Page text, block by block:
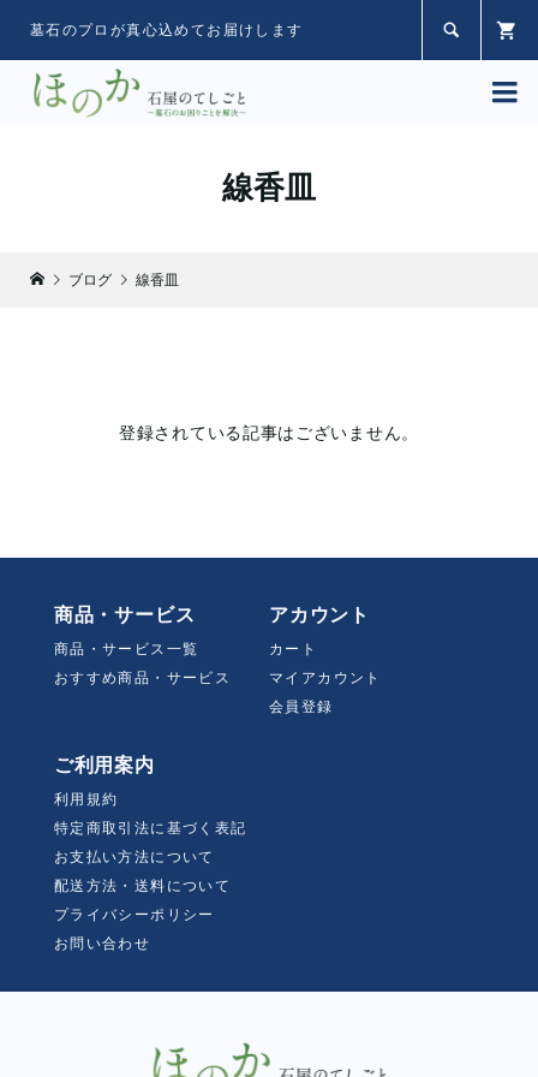
墓石のプロが真心込めてお届けします 

線香皿
ブログ 線香皿
登録されている記事はございません。
商品・サービス
商品・サービス一覧
おすすめ商品・サービス
アカウント
カート
マイアカウント
会員登録
ご利用案内
利用規約
特定商取引法に基づく表記
お支払い方法について
配送方法・送料について
プライバシーポリシー
お問い合わせ